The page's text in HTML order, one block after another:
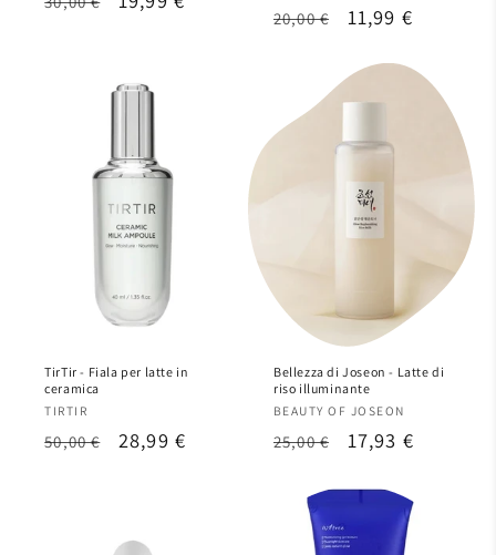
Prezzo
20,00 €
Prezzo
11,99 €
TirTir - Fiala per latte in
ceramica
Produttore:
TIRTIR
Prezzo
50,00 €
Prezzo
28,99 €
Bellezza di Joseon - Latte di
riso illuminante
Produttore:
BEAUTY OF JOSEON
Prezzo
listino
25,00 €
Prezzo
17,93 €